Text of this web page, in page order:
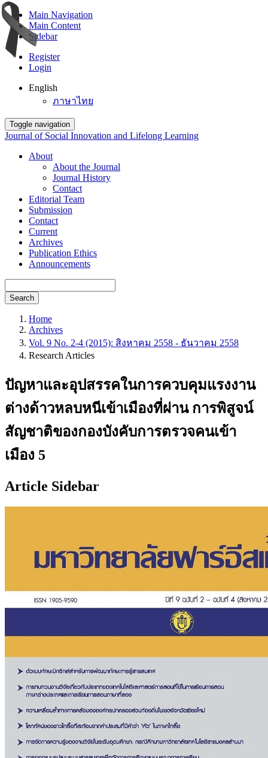
Main Navigation
Main Content
Sidebar
Register
Login
English
ภาษาไทย
Toggle navigation
Journal of Social Innovation and Lifelong Learning
About
About the Journal
Journal History
Contact
Editorial Team
Submission
Contact
Current
Archives
Publication Ethics
Announcements
Search
Home
Archives
Vol. 9 No. 2-4 (2015): สิงหาคม 2558 - ธันวาคม 2558
Research Articles
ปัญหาและอุปสรรคในการควบคุมแรงงาน
ต่างด้าวหลบหนีเข้าเมืองที่ผ่าน การพิสูจน์
สัญชาติของกองบังคับการตรวจคนเข้า
เมือง 5
Article Sidebar